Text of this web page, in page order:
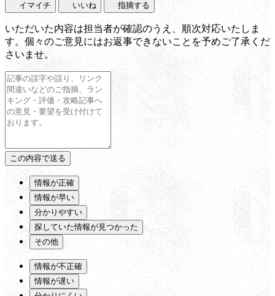
イマイチ いいね 指摘する
いただいた内容は担当者が確認のうえ、順次対応いたしま
す。個々のご意見にはお返事できないことを予めご了承くだ
さいませ。
情報が正確
情報が早い
分かりやすい
探していた情報が見つかった
その他
情報が不正確
情報が遅い